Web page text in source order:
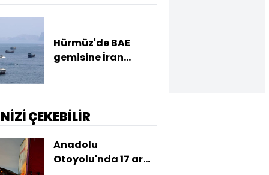
Hürmüz'de BAE
gemisine İran
ÇEKEBİLİR
Anadolu
Otoyolu'nda 17 araç